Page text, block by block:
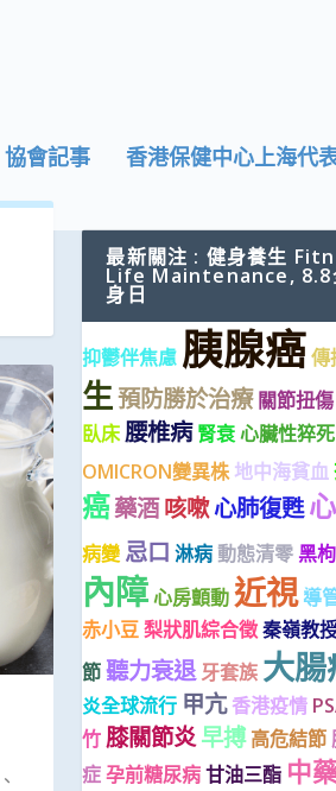
協會記事 香港保健中心上海代
最新關注 : 健身養生
Life Maintenance, 8.8
身日
抑鬱伴焦慮 胰腺癌傳
生預防勝於治療 關節扭傷
臥床腰椎病 腎衰心臟性猝死
OMICRON變異株 地中海貧血
癌藥酒咳嗽心肺復甦
病變 忌口 淋病動態清零黑
內障心房顫動近視 導
赤小豆梨狀肌綜合徵秦嶺教
節聽力衰退 牙套族 大腸
炎全球流行 甲亢 香港疫情
竹 膝關節炎早搏 高危結節
症孕前糖尿病甘油三酯 中